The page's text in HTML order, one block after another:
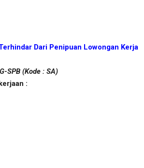
Dari Penipuan Lowongan Kerja
SPB (Kode : SA)
: